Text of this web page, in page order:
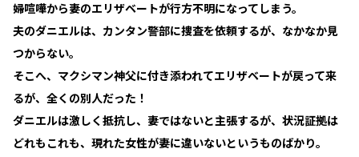
婦喧嘩から妻のエリザベートが行方不明になってしまう。
夫のダニエルは、カンタン警部に捜査を依頼するが、なかなか見
つからない。
そこへ、マクシマン神父に付き添われてエリザベートが戻って来
るが、全くの別人だった！
ダニエルは激しく抵抗し、妻ではないと主張するが、状況証拠は
どれもこれも、現れた女性が妻に違いないというものばかり。